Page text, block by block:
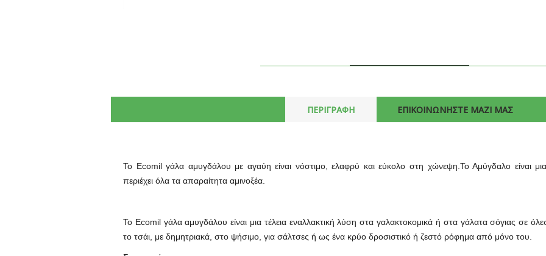
ΠΕΡΙΓΡΑΦΗ ΕΠΙΚΟΙΝΩΝΗΣΤΕ ΜΑΖΙ ΜΑΣ
Το Ecomil γάλα αμυγδάλου με αγαύη είναι νόστιμο, ελαφρύ και εύκολο στη χώνεψη.Το Αμύγδαλο είναι
περιέχει όλα τα απαραίτητα αμινοξέα.
Το Ecomil γάλα αμυγδάλου είναι μια τέλεια εναλλακτική λύση στα γαλακτοκομικά ή στα γάλατα σόγιας σε
το τσάι, με δημητριακά, στο ψήσιμο, για σάλτσες ή ως ένα κρύο δροσιστικό ή ζεστό ρόφημα από μόνο του.